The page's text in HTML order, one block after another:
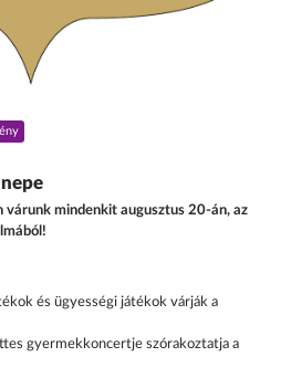
várunk mindenkit augusztus 20-án, az
és ügyességi játékok várják a
gyermekkoncertje szórakoztatja a